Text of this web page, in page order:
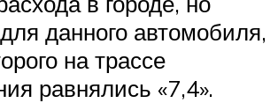
данного автомобиля,
на трассе
равнялись «7,4».